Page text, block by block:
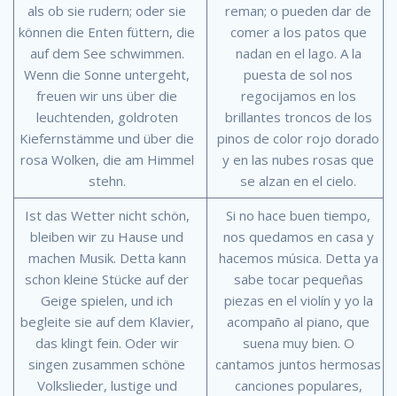
als ob sie rudern; oder sie
können die Enten füttern, die
auf dem See schwimmen.
Wenn die Sonne untergeht,
freuen wir uns über die
leuchtenden, goldroten
Kiefernstämme und über die
rosa Wolken, die am Himmel
stehn.
reman; o pueden dar de
comer a los patos que
nadan en el lago. A la
puesta de sol nos
regocijamos en los
brillantes troncos de los
pinos de color rojo dorado
y en las nubes rosas que
se alzan en el cielo.
Ist das Wetter nicht schön,
bleiben wir zu Hause und
machen Musik. Detta kann
schon kleine Stücke auf der
Geige spielen, und ich
begleite sie auf dem Klavier,
das klingt fein. Oder wir
singen zusammen schöne
Volkslieder, lustige und
Si no hace buen tiempo,
nos quedamos en casa y
hacemos música. Detta ya
sabe tocar pequeñas
piezas en el violín y yo la
acompaño al piano, que
suena muy bien. O
cantamos juntos hermosas
canciones populares,